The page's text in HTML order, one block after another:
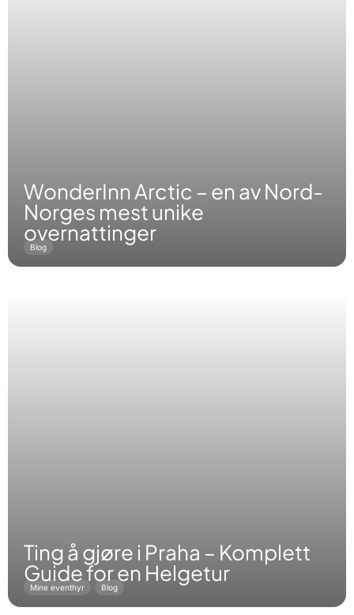
WonderInn Arctic – en av Nord-
Norges mest unike
overnattinger
Blog
Ting å gjøre i Praha – Komplett
Guide for en Helgetur
Mine eventhyr Blog